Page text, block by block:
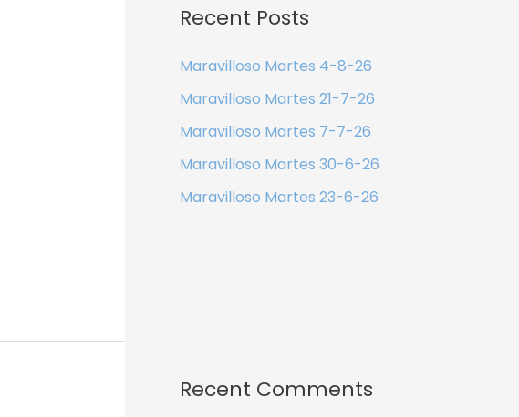
Recent Posts
Maravilloso Martes 4-8-26
Maravilloso Martes 21-7-26
Maravilloso Martes 7-7-26
Maravilloso Martes 30-6-26
Maravilloso Martes 23-6-26
Recent Comments